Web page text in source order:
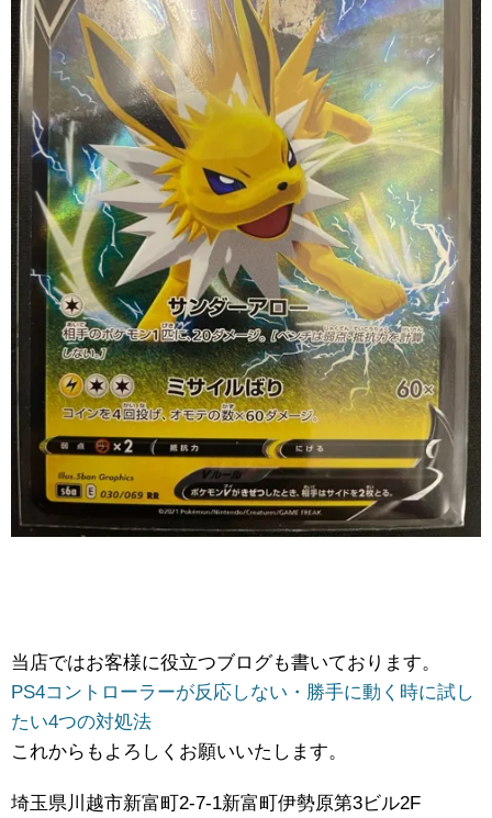
当店ではお客様に役立つブログも書いております。
PS4コントローラーが反応しない・勝手に動く時に試し
たい4つの対処法
これからもよろしくお願いいたします。
埼玉県川越市新富町2-7-1新富町伊勢原第3ビル2F